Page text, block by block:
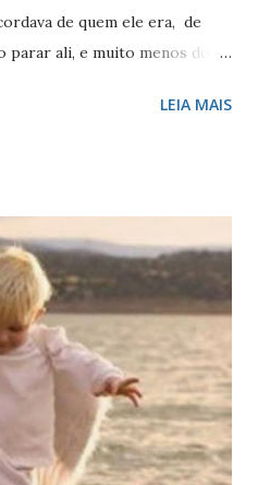
de quem ele era, de
parar ali, e muito menos do
parou e o
Entrou no veículo,
Roberto – um nome que
ficou sabendo que
era quem administrava a
onde ficava o seu quarto,
as ferramentas que
seu trabalho. No dia seguinte,
às partes do jardim
LEIA MAIS